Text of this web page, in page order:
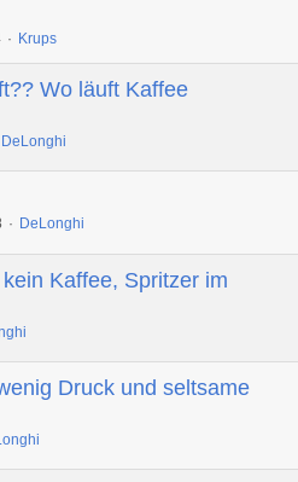
Krups
Wo läuft Kaffee
DeLonghi
DeLonghi
Kaffee, Spritzer im
Druck und seltsame